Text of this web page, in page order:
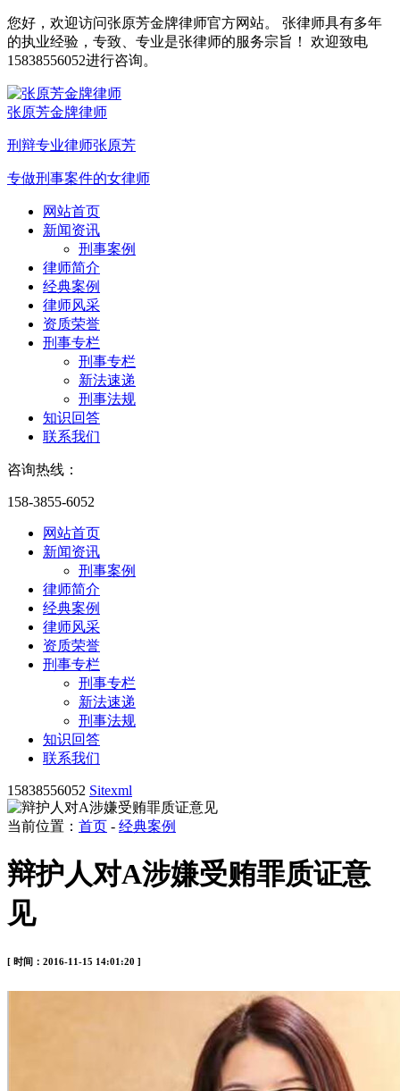
您好，欢迎访问张原芳金牌律师官方网站。 张律师具有多年
的执业经验，专致、专业是张律师的服务宗旨！ 欢迎致电
15838556052进行咨询。
张原芳金牌律师
刑辩专业律师张原芳
专做刑事案件的女律师
网站首页
新闻资讯
刑事案例
律师简介
经典案例
律师风采
资质荣誉
刑事专栏
刑事专栏
新法速递
刑事法规
知识回答
联系我们
咨询热线：
158-3855-6052
网站首页
新闻资讯
刑事案例
律师简介
经典案例
律师风采
资质荣誉
刑事专栏
刑事专栏
新法速递
刑事法规
知识回答
联系我们
15838556052 Sitexml
当前位置： 首页 - 经典案例
辩护人对A涉嫌受贿罪质证意
见
[ 时间：2016-11-15 14:01:20 ]